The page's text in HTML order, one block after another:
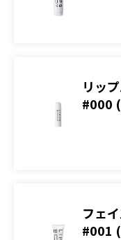
リッ
#000
フェ
#001